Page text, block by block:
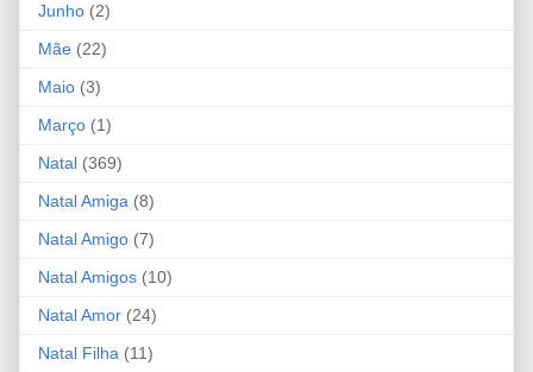
Junho (2)
Mãe (22)
Maio (3)
Março (1)
Natal (369)
Natal Amiga (8)
Natal Amigo (7)
Natal Amigos (10)
Natal Amor (24)
Natal Filha (11)